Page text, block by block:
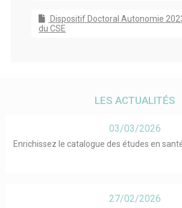
Dispositif Doctoral Autonomie
du CSE
LES ACTUALITÉS
03/03/2026
Enrichissez le catalogue des études en
27/02/2026